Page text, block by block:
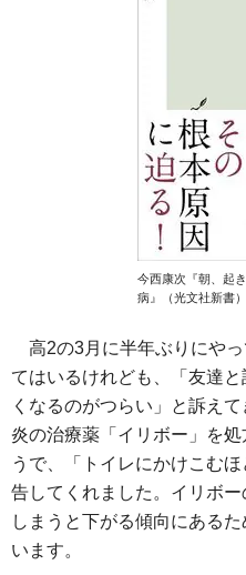
今西康次『朝、起
病』（光文社新書）
高2の3月に半年ぶりにや
てはいるけれども、「友達
くなるのがつらい」と訴え
炎の治療薬「イリボー」を
うで、「トイレにかけこむ
告してくれました。イリボ
しまうと下がる傾向にある
います。